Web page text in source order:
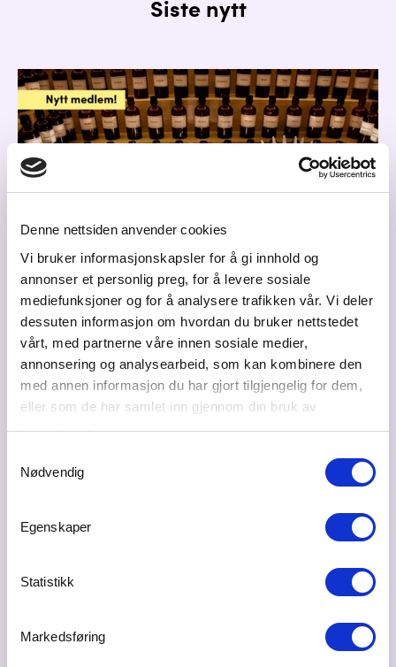
Denne nettsiden anvender cookies
Vi bruker informasjonskapsler for å gi innhold og
annonser et personlig preg, for å levere sosiale
mediefunksjoner og for å analysere trafikken vår. Vi deler
dessuten informasjon om hvordan du bruker nettstedet
vårt, med partnerne våre innen sosiale medier,
annonsering og analysearbeid, som kan kombinere den
med annen informasjon du har gjort tilgjengelig for dem,
eller som de har samlet inn gjennom din bruk av
tjenestene deres.
Nødvendig
Egenskaper
Statistikk
Markedsføring
Siste nytt
Duft.no: Designer og skaper "Duften av din
merkevare"
merkevare er undervurdert, mener eier og